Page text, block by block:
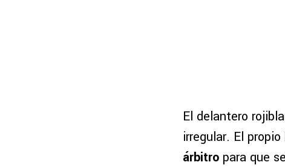
El delantero
irregular. El propio
árbitro para que